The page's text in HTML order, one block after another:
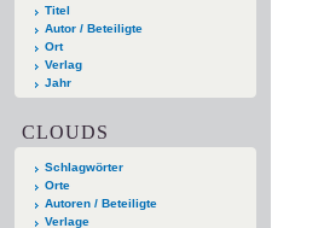
Titel
Autor / Beteiligte
Ort
Verlag
Jahr
CLOUDS
Schlagwörter
Orte
Autoren / Beteiligte
Verlage